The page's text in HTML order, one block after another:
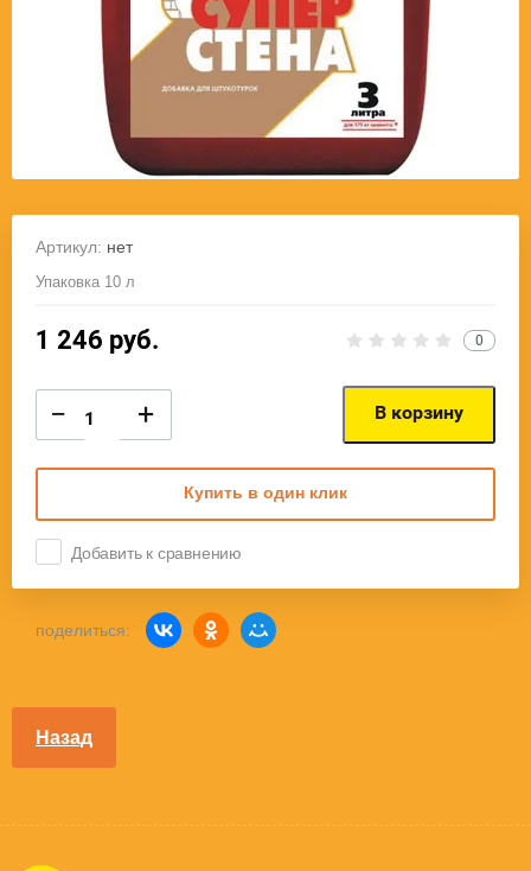
Артикул: нет
Упаковка 10 л
1 246 руб. 0
− + В корзину
Купить в один клик
Добавить к сравнению
поделиться:
Назад